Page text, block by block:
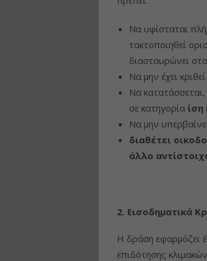
Να υφίσταται
τακτοποιηθεί
διασταυρώνει
Να μην έχει
Να
σε κατηγορία ίση
Να μην
διαθέτει
άλλο
2. Εισοδηματικά
Η δράση εφαρμόζει
επιδότησης